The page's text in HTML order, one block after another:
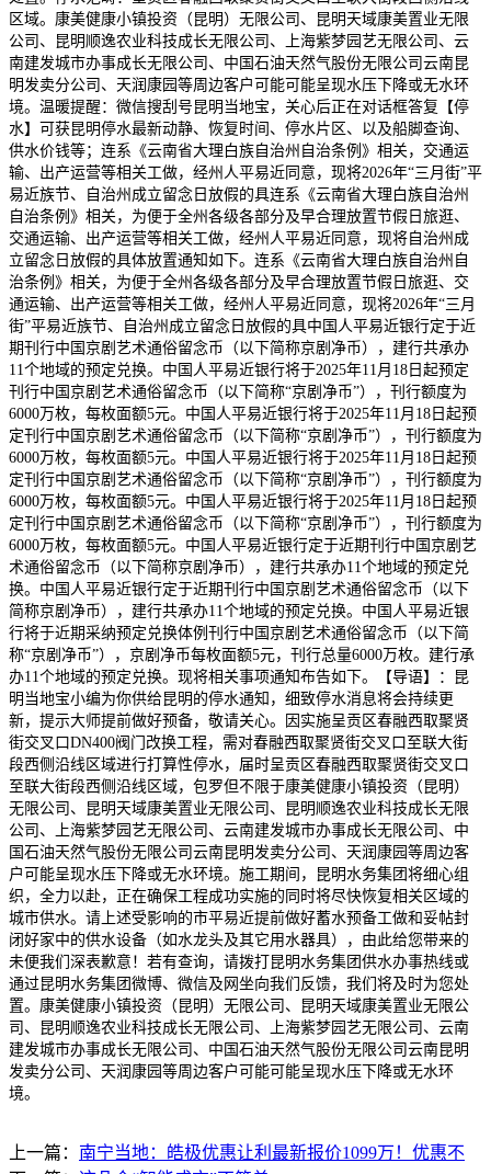
区域。康美健康小镇投资（昆明）无限公司、昆明天域康美置业无限
公司、昆明顺逸农业科技成长无限公司、上海紫梦园艺无限公司、云
南建发城市办事成长无限公司、中国石油天然气股份无限公司云南昆
明发卖分公司、天润康园等周边客户可能可能呈现水压下降或无水环
境。温暖提醒：微信搜刮号昆明当地宝，关心后正在对话框答复【停
水】可获昆明停水最新动静、恢复时间、停水片区、以及船脚查询、
供水价钱等；连系《云南省大理白族自治州自治条例》相关，交通运
输、出产运营等相关工做，经州人平易近同意，现将2026年“三月街”平
易近族节、自治州成立留念日放假的具连系《云南省大理白族自治州
自治条例》相关，为便于全州各级各部分及早合理放置节假日旅逛、
交通运输、出产运营等相关工做，经州人平易近同意，现将自治州成
立留念日放假的具体放置通知如下。连系《云南省大理白族自治州自
治条例》相关，为便于全州各级各部分及早合理放置节假日旅逛、交
通运输、出产运营等相关工做，经州人平易近同意，现将2026年“三月
街”平易近族节、自治州成立留念日放假的具中国人平易近银行定于近
期刊行中国京剧艺术通俗留念币（以下简称京剧净币），建行共承办
11个地域的预定兑换。中国人平易近银行将于2025年11月18日起预定
刊行中国京剧艺术通俗留念币（以下简称“京剧净币”），刊行额度为
6000万枚，每枚面额5元。中国人平易近银行将于2025年11月18日起预
定刊行中国京剧艺术通俗留念币（以下简称“京剧净币”），刊行额度为
6000万枚，每枚面额5元。中国人平易近银行将于2025年11月18日起预
定刊行中国京剧艺术通俗留念币（以下简称“京剧净币”），刊行额度为
6000万枚，每枚面额5元。中国人平易近银行将于2025年11月18日起预
定刊行中国京剧艺术通俗留念币（以下简称“京剧净币”），刊行额度为
6000万枚，每枚面额5元。中国人平易近银行定于近期刊行中国京剧艺
术通俗留念币（以下简称京剧净币），建行共承办11个地域的预定兑
换。中国人平易近银行定于近期刊行中国京剧艺术通俗留念币（以下
简称京剧净币），建行共承办11个地域的预定兑换。中国人平易近银
行将于近期采纳预定兑换体例刊行中国京剧艺术通俗留念币（以下简
称“京剧净币”），京剧净币每枚面额5元，刊行总量6000万枚。建行承
办11个地域的预定兑换。现将相关事项通知布告如下。【导语】：昆
明当地宝小编为你供给昆明的停水通知，细致停水消息将会持续更
新，提示大师提前做好预备，敬请关心。因实施呈贡区春融西取聚贤
街交叉口DN400阀门改换工程，需对春融西取聚贤街交叉口至联大街
段西侧沿线区域进行打算性停水，届时呈贡区春融西取聚贤街交叉口
至联大街段西侧沿线区域，包罗但不限于康美健康小镇投资（昆明）
无限公司、昆明天域康美置业无限公司、昆明顺逸农业科技成长无限
公司、上海紫梦园艺无限公司、云南建发城市办事成长无限公司、中
国石油天然气股份无限公司云南昆明发卖分公司、天润康园等周边客
户可能呈现水压下降或无水环境。施工期间，昆明水务集团将细心组
织，全力以赴，正在确保工程成功实施的同时将尽快恢复相关区域的
城市供水。请上述受影响的市平易近提前做好蓄水预备工做和妥帖封
闭好家中的供水设备（如水龙头及其它用水器具），由此给您带来的
未便我们深表歉意！若有查询，请拨打昆明水务集团供水办事热线或
通过昆明水务集团微博、微信及网坐向我们反馈，我们将及时为您处
置。康美健康小镇投资（昆明）无限公司、昆明天域康美置业无限公
司、昆明顺逸农业科技成长无限公司、上海紫梦园艺无限公司、云南
建发城市办事成长无限公司、中国石油天然气股份无限公司云南昆明
发卖分公司、天润康园等周边客户可能可能呈现水压下降或无水环
境。
上一篇： 南宁当地：皓极优惠让利最新报价1099万！优惠不